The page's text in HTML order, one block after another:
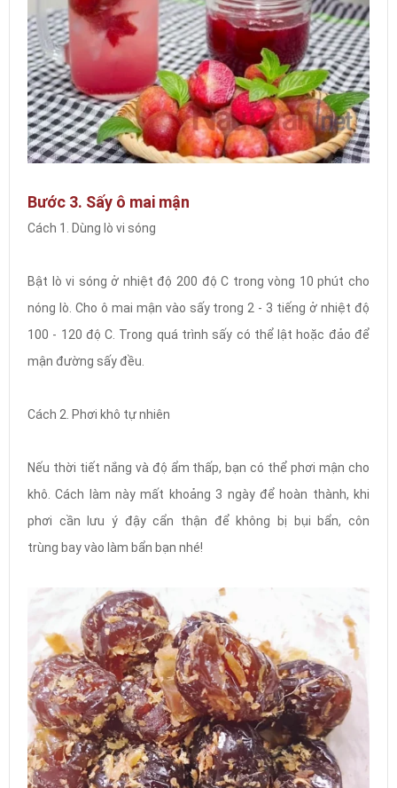
Bước 3. Sấy ô mai mận
Cách 1. Dùng lò vi sóng
Bật lò vi sóng ở nhiệt độ 200 độ C trong vòng 10 phút cho
nóng lò. Cho ô mai mận vào sấy trong 2 - 3 tiếng ở nhiệt độ
100 - 120 độ C. Trong quá trình sấy có thể lật hoặc đảo để
mận đường sấy đều.
Cách 2. Phơi khô tự nhiên
Nếu thời tiết nắng và độ ẩm thấp, bạn có thể phơi mận cho
khô. Cách làm này mất khoảng 3 ngày để hoàn thành, khi
phơi cần lưu ý đậy cẩn thận để không bị bụi bẩn, côn
trùng bay vào làm bẩn bạn nhé!